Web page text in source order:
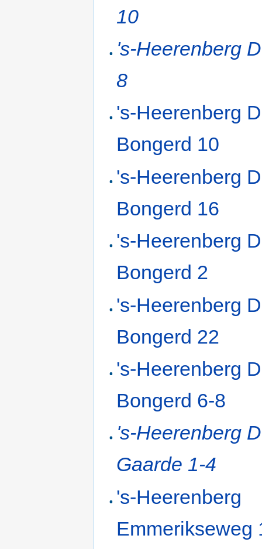
10
's-Heerenberg
8
's-Heerenberg
Bongerd 10
's-Heerenberg
Bongerd 16
's-Heerenberg
Bongerd 2
's-Heerenberg
Bongerd 22
's-Heerenberg
Bongerd 6-8
's-Heerenberg
Gaarde 1-4
's-Heerenberg
Emmerikseweg